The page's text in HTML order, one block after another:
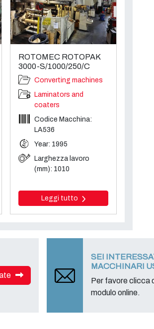
ROTOMEC ROTOPAK
3000-S/1000/250/C
Converting machines
Laminators and
coaters
Codice Macchina:
LA536
Year: 1995
Larghezza lavoro
(mm): 1010
Leggi tutto
SEI
MACCHINARI
Per favore clicca
modulo online.